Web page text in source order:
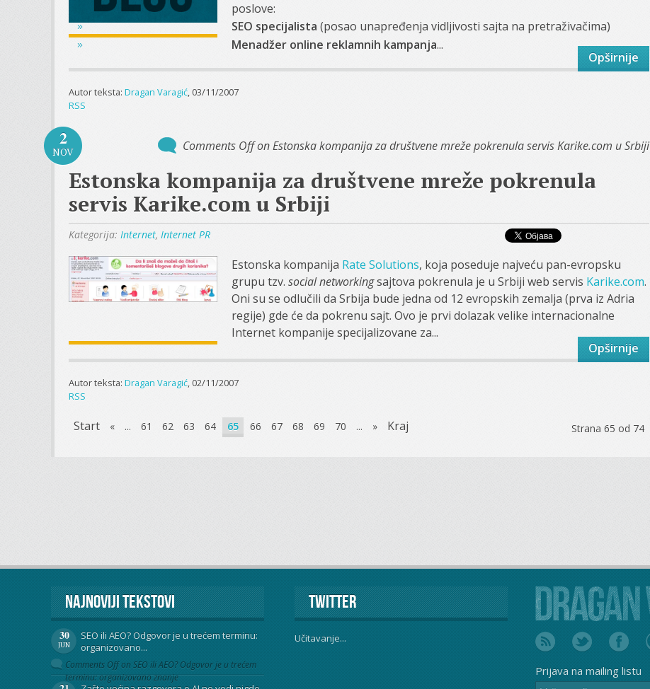
poslove:
SEO specijalista (posao unapređenja vidljivosti sajta na pretraživačima)
Menadžer online reklamnih kampanja...
Opširnije
Autor teksta: Dragan Varagić, 03/11/2007
RSS
2
NOV Comments Offon Estonska kompanija za društvene mreže pokrenula servis Karike.com u Srbiji
Estonska kompanija za društvene mreže pokrenula
servis Karike.com u Srbiji
Kategorija: Internet, Internet PR
Estonska kompanija Rate Solutions, koja poseduje najveću pan-evropsku
grupu tzv. social networkingsajtova pokrenula je u Srbiji web servis Karike.com.
Oni su se odlučili da Srbija bude jedna od 12 evropskih zemalja (prva iz Adria
regije) gde će da pokrenu sajt. Ovo je prvi dolazak velike internacionalne
Internet kompanije specijalizovane za...
Opširnije
Autor teksta: Dragan Varagić, 02/11/2007
RSS
Strana 65 od 74
Start « ... 61 62 63 64 65 66 67 68 69 70 ... » Kraj
Najnoviji tekstovi
30
JUN
SEO ili AEO? Odgovor je u trećem terminu:
organizovano...
Comments Offon SEO ili AEO? Odgovor je u trećem
terminu: organizovano znanje
Twitter
Učitavanje...
Prijava na mailing listu